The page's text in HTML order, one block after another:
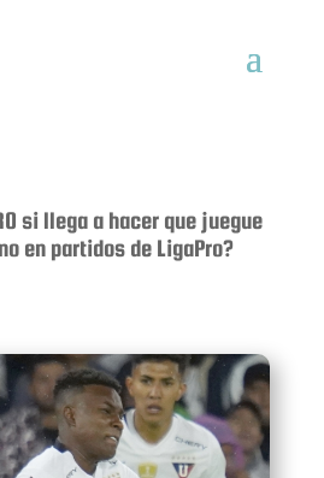
si llega a hacer que juegue
en partidos de LigaPro?